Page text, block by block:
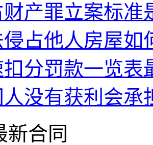
产罪立案标准
占他人房屋如
扣分罚款一览表
人没有获利会承
新合同